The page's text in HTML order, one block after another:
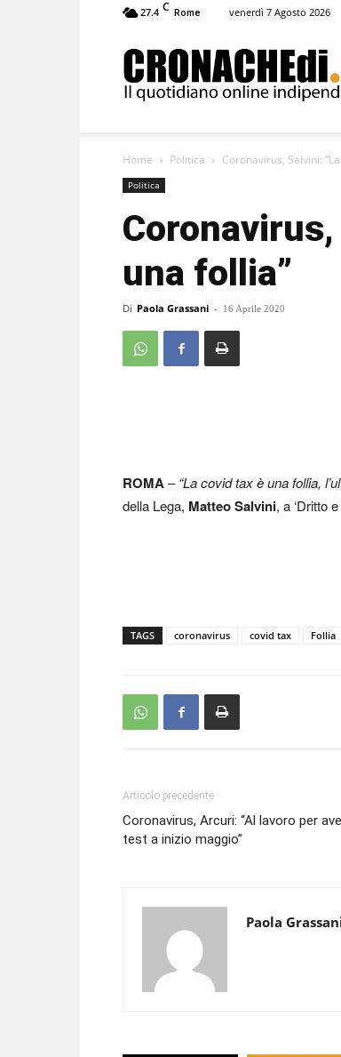
27.4 C Rome venerdì 7 Agosto 2026
Home Politica Coronavirus, Salvini:
Politica
una follia”
Di Paola Grassani - 16 Aprile 2020
ROMA–“La covid tax è una follia,
della Lega, Matteo Salvini, a ‘Dritto
TAGS coronavirus covid tax Follia
Articolo precedente
Coronavirus, Arcuri: “Al lavoro per
test a inizio maggio”
Paola